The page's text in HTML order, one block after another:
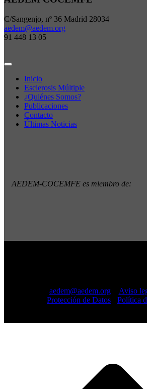
C/Sangenjo, nº 36 Madrid 28034
aedem@aedem.org
91 448 13 05
Inicio
Esclerosis Múltiple
¿Quiénes Somos?
Publicaciones
Contacto
Últimas Noticias
AEDEM-COCEMFE es miembro de:
aedem@aedem.org// Aviso
Protección de Datos
Política